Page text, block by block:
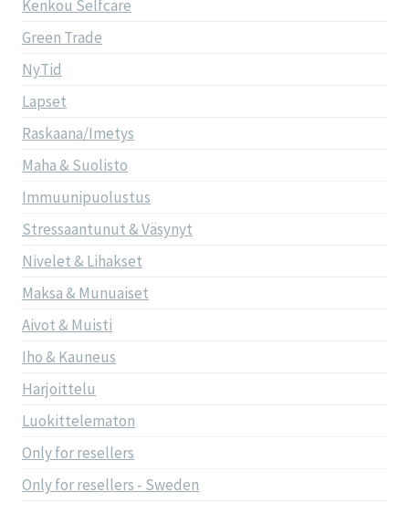
Kenkou Selfcare
Green Trade
NyTid
Lapset
Raskaana/Imetys
Maha & Suolisto
Immuunipuolustus
Stressaantunut & Väsynyt
Nivelet & Lihakset
Maksa & Munuaiset
Aivot & Muisti
Iho & Kauneus
Harjoittelu
Luokittelematon
Only for resellers
Only for resellers - Sweden